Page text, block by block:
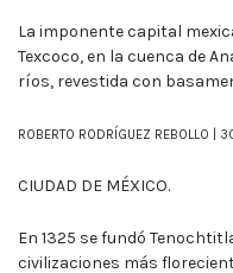
La imponente capital
Texcoco, en la cuenca de
ríos, revestida con
ROBERTO RODRÍGUEZ REBOLLO |
CIUDAD DE MÉXICO.
En 1325 se fundó
civilizaciones más